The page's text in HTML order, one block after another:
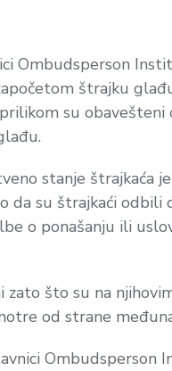
Ombudsperson
štrajku
su
stanje štrajkaća
da su štrajkaći
o ponašanju ili
što su na
od strane
Ombudsperson